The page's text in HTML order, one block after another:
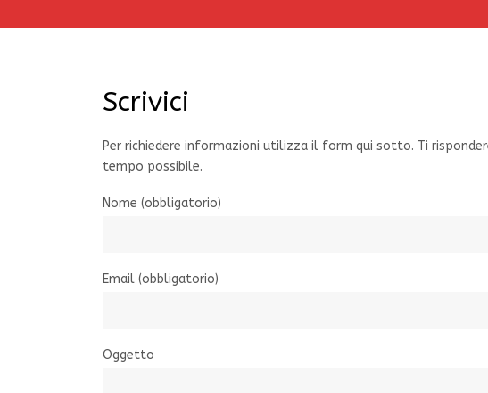
Scrivici
Per richiedere informazioni utilizza il form qui sotto. Ti
tempo possibile.
Nome (obbligatorio)
Email (obbligatorio)
Oggetto